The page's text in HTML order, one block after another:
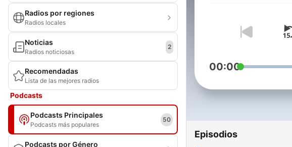
Radios por regiones
Radios locales
Noticias
Radios noticiosas
2
Recomendadas
Lista de las mejores radios
Podcasts
Podcasts Principales
Podcasts más populares
50
Podcasts por Género
00:00
Episodios